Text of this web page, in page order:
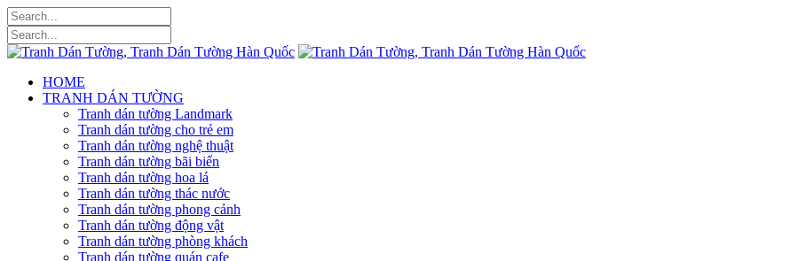
HOME
TRANH DÁN TƯỜNG
Tranh dán tường Landmark
Tranh dán tường cho trẻ em
Tranh dán tường nghệ thuật
Tranh dán tường bãi biển
Tranh dán tường hoa lá
Tranh dán tường thác nước
Tranh dán tường phong cảnh
Tranh dán tường động vật
Tranh dán tường phòng khách
Tranh dán tường quán cafe